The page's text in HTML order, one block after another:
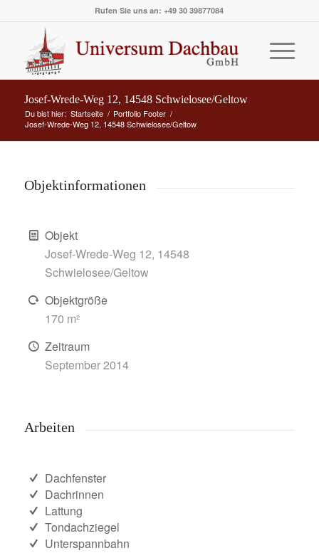
Rufen Sie uns an: +49 30 39877084
Josef-Wrede-Weg 12, 14548 Schwielosee/Geltow
Du bist hier: Startseite / Portfolio Footer /
Josef-Wrede-Weg 12, 14548 Schwielosee/Geltow
Objektinformationen
Objekt
Josef-Wrede-Weg 12, 14548
Schwielosee/Geltow
Objektgröße
170 m²
Zeitraum
September 2014
Arbeiten
Dachfenster
Dachrinnen
Lattung
Tondachziegel
Unterspannbahn